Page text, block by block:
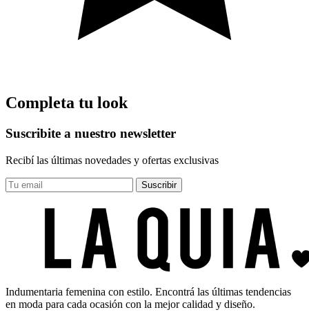
Completa tu look
Suscribite a nuestro newsletter
Recibí las últimas novedades y ofertas exclusivas
Suscribir
Indumentaria femenina con estilo. Encontrá las últimas tendencias
en moda para cada ocasión con la mejor calidad y diseño.